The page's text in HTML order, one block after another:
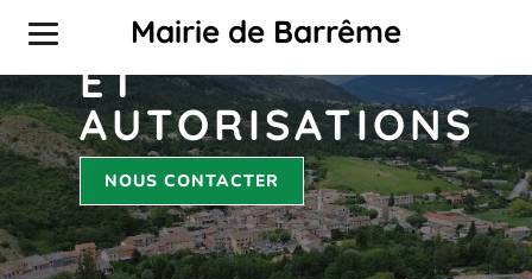
Mairie de Barrême
RENSEIGNEMENTS
ET
AUTORISATIONS
NOUS CONTACTER